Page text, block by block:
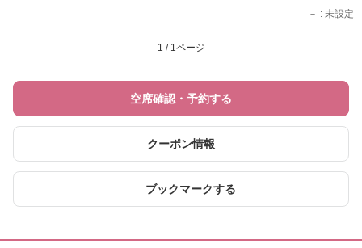
－ : 未設定
1 / 1ページ
空席確認・予約する
クーポン情報
ブックマークする